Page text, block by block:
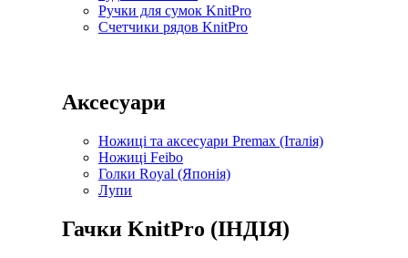
Ручки для сумок KnitPro
Счетчики рядов KnitPro
Аксесуари
Ножиці та аксесуари Premax (Італія)
Ножиці Feibo
Голки Royal (Японія)
Лупи
Гачки KnitPro (ІНДІЯ)